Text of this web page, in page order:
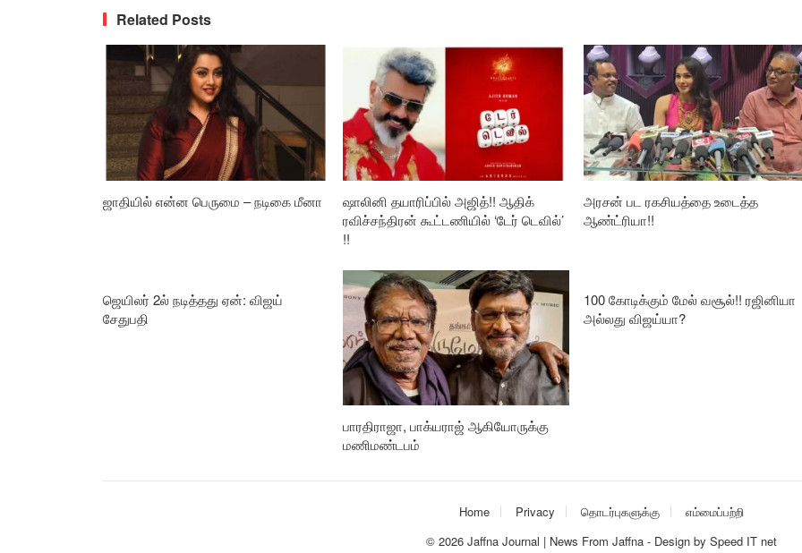
Related Posts
ஜாதியில் என்ன பெருமை – நடிகை மீனா
ஷாலினி தயாரிப்பில் அஜித்!! ஆதிக்
ரவிச்சந்திரன் கூட்டணியில் ‘டேர் டெவில்’
!!
அரசன் பட ரகசியத்தை உடைத்த
ஆண்ட்ரியா!!
ஜெயிலர் 2ல் நடித்தது ஏன்: விஜய்
சேதுபதி
பாரதிராஜா, பாக்யராஜ் ஆகியோருக்கு
மணிமண்டபம்
100 கோடிக்கும் மேல் வசூல்!! ரஜினியா
அல்லது விஜய்யா?
Home Privacy தொடர்புகளுக்கு
எம்மைப்பற்றி
© 2026 Jaffna Journal | News From Jaffna - Design by Speed IT net